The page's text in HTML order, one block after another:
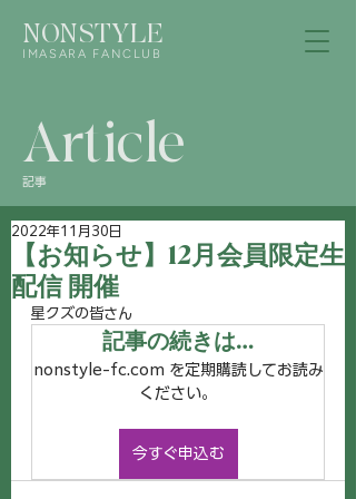
NONSTYLE
IMASARA FANCLUB
Article
記事
【お知らせ】12月会員限定生
配信 開催
2022年11月30日
星クズの皆さん
記事の続きは…
nonstyle-fc.com を定期購読してお読み
ください。
今すぐ申込む